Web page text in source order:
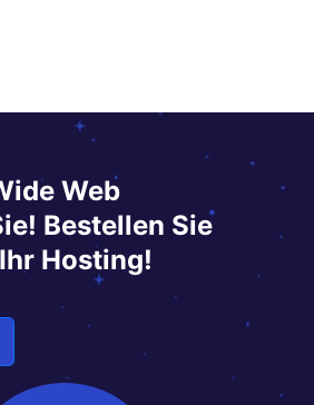
Web
Bestellen Sie
Hosting!